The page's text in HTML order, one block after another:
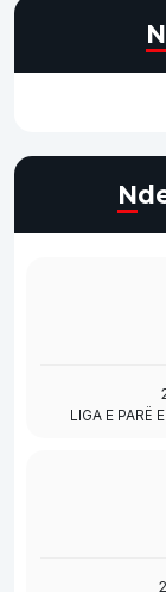
LIGA E PARË